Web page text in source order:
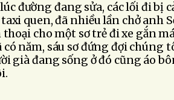
đường đang sửa, các lối đi bị
quen, đã nhiều lần chở anh
cho một sơ trẻ đi xe gắn
năm, sáu sơ đứng đợi chúng
già đang sống ở đó cũng áo